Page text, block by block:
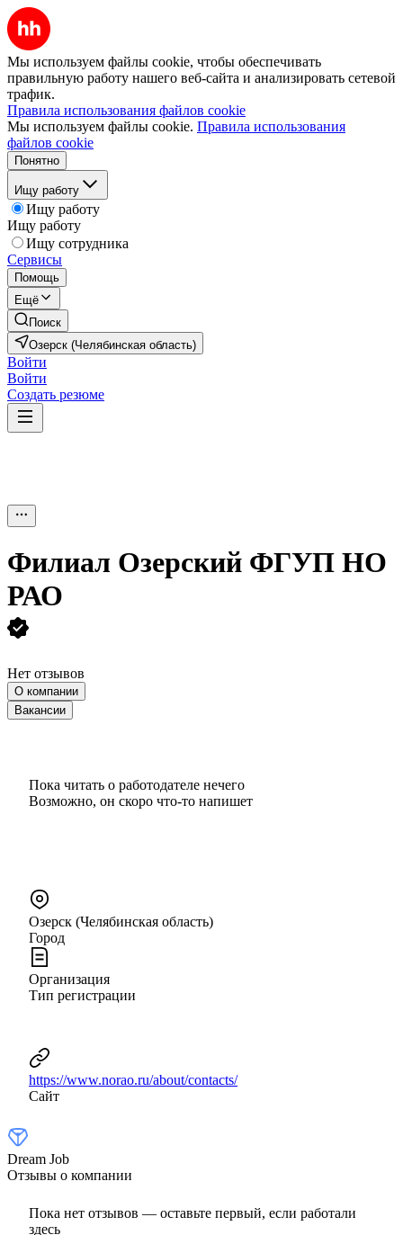
Мы используем файлы cookie, чтобы обеспечивать
правильную работу нашего веб-сайта и анализировать сетевой
трафик.
Правила использования файлов cookie
Мы используем файлы cookie. Правила использования
файлов cookie
Понятно
Ищу работу
Ищу работу
Ищу работу
Ищу сотрудника
Сервисы
Помощь
Ещё
Поиск
Озерск (Челябинская область)
Войти
Войти
Создать резюме
Филиал Озерский ФГУП НО
РАО
Нет отзывов
О компании
Вакансии
Пока читать о работодателе нечего
Возможно, он скоро что‑то напишет
Озерск (Челябинская область)
Город
Организация
Тип регистрации
https://www.norao.ru/about/contacts/
Сайт
Dream Job
Отзывы о компании
Пока нет отзывов — оставьте первый, если работали
здесь